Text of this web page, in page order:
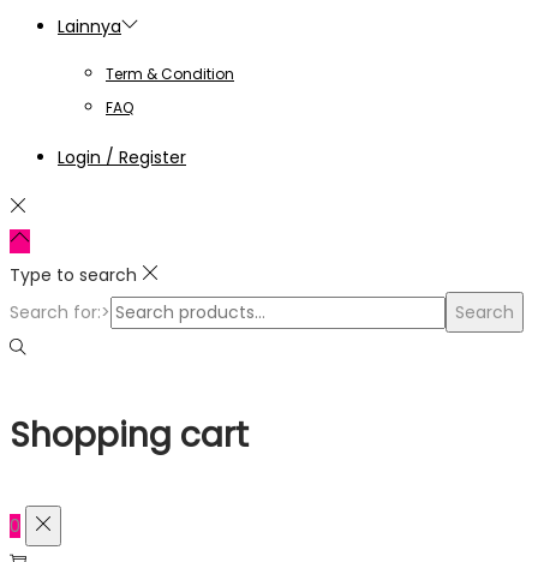
Lainnya
Term & Condition
FAQ
Login / Register
Type to search
Search for:>
Search
Shopping cart
0